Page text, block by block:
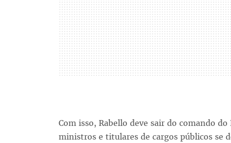
Com isso, Rabello deve sair do comando
ministros e titulares de cargos públicos se